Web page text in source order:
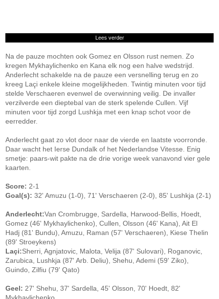
Lees verder
Na de pauze mochten ook Gomez en Olsson rust nemen. Zo
kregen Mykhaylichenko en Kana elk nog een halve wedstrijd.
Anderlecht schakelde na de pauze een versnelling terug en zo
kreeg Laçi enkele kleine mogelijkheden. Twintig minuten voor tijd
stelde Verschaeren evenwel de overwinning veilig. De invaller
verzilverde een dieptebal van de sterk spelende Cullen. Vijf
minuten voor tijd zorgd Lushkja met een knap schot voor de
eerredder.
Anderlecht gaat zo vlot door naar de vierde en laatste voorronde.
Daar wacht het Ierse Dundalk of het Nederlandse Vitesse. Enig
smetje: paars-wit pakte na de drie vorige week vanavond vier gele
kaarten.
Score: 2-1
Goal(s): 32' Amuzu (1-0), 71' Verschaeren (2-0), 85' Lushkja (2-1)
Anderlecht:Van Crombrugge, Sardella, Harwood-Bellis, Hoedt,
Gomez (46' Mykhaylichenko), Cullen, Olsson (46' Kana), Ait El
Hadj (81' Bundu), Amuzu, Raman (57' Verschaeren), Kiese Thelin
(89' Stroeykens)
Laçi:Sherri, Agnjatovic, Malota, Velija (87' Sulovari), Roganovic,
Zarubica, Lushkja (87' Arb. Deliu), Shehu, Ademi (59' Ziko),
Guindo, Zilfiu (79' Qato)
Geel: 27' Shehu, 37' Sardella, 45' Olsson, 70' Hoedt, 82'